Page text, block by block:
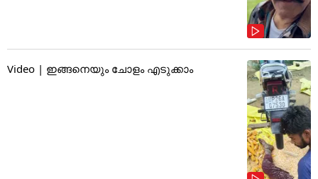
Video | ഇങ്ങനെയും ചോളം എടുക്കാം